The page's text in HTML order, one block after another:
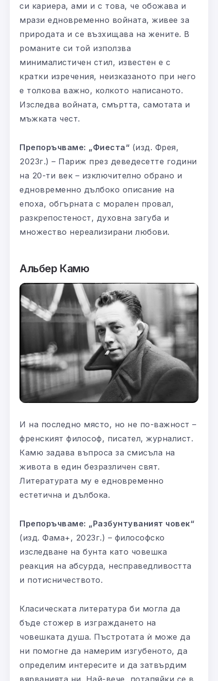
си кариера, ами и с това, че обожава и
мрази едновременно войната, живее за
природата и се възхищава на жените. В
романите си той използва
минималистичен стил, известен е с
кратки изречения, неизказаното при него
е толкова важно, колкото написаното.
Изследва войната, смъртта, самотата и
мъжката чест.
Препоръчваме: „Фиеста“ (изд. Фрея,
2023г.) – Париж през деведесетте години
на 20-ти век – изключително обрано и
едновременно дълбоко описание на
епоха, обгърната с морален провал,
разкрепостеност, духовна загуба и
множество нереализирани любови.
Альбер Камю
И на последно място, но не по-важност –
френският философ, писател, журналист.
Камю задава въпроса за смисъла на
живота в един безразличен свят.
Литературата му е едновременно
естетична и дълбока.
Препоръчваме: „Разбунтуваният човек“
(изд. Фама+, 2023г.) – философско
изследване на бунта като човешка
реакция на абсурда, несправедливостта
и потисничеството.
Класическата литература би могла да
бъде стожер в изграждането на
човешката душа. Пъстротата ѝ може да
ни помогне да намерим изгубеното, да
определим интересите и да затвърдим
вярванията ни. Най-вече, потапяйки се в